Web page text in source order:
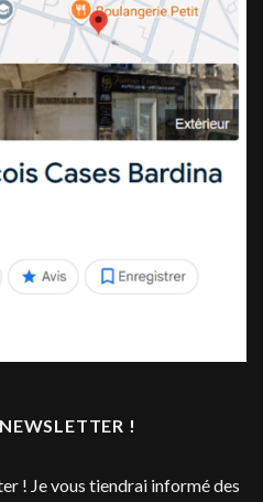
!
! Je vous tiendrai informé des